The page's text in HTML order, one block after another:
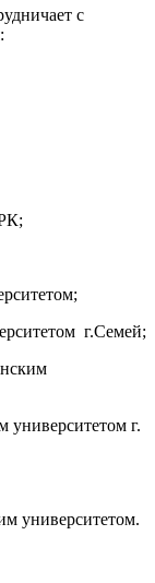
с
г.Семей;
университетом г.
университетом.